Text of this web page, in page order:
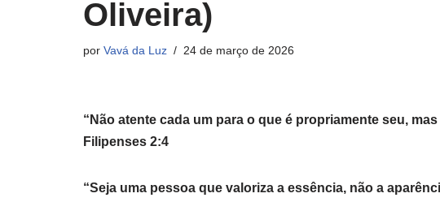
Oliveira)
por Vavá da Luz 24 de março de 2026
“Não atente cada um para o que é propriamente seu,
Filipenses 2:4
“Seja uma pessoa que valoriza a essência, não a